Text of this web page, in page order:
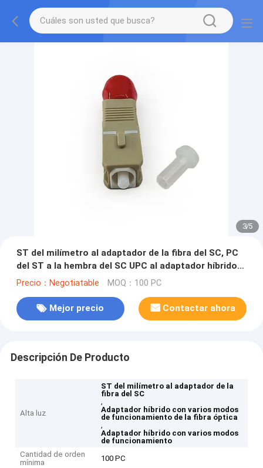
3/5
ST del milímetro al adaptador de la fibra del SC, PC
del ST a la hembra del SC UPC al adaptador híbrido
con varios modos de funcionamiento masculino
Precio：Negotiatable MOQ：100 PC
Mejor precio Contactar ahora
Descripción De Producto
Alta luz
ST del milímetro al adaptador de la
fibra del SC
,
Adaptador híbrido con varios modos
de funcionamiento de la fibra óptica
,
Adaptador híbrido con varios modos
de funcionamiento
Cantidad de orden
mínima
100 PC